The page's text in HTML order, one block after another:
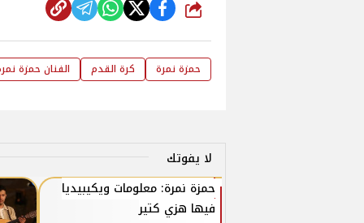
شارك
حمزة نمرة كرة القدم الفنان حمزة
لا يفوتك
حمزة نمرة: معلومات ويكيبيديا
فيها هزي كتير